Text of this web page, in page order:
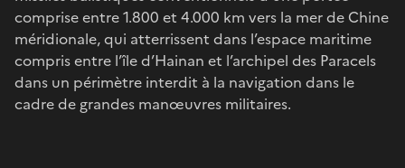
comprise entre 1.800 et 4.000 km vers la mer de Chine
méridionale, qui atterrissent dans l’espace maritime
compris entre l’île d’Hainan et l’archipel des Paracels
dans un périmètre interdit à la navigation dans le
cadre de grandes manœuvres militaires.